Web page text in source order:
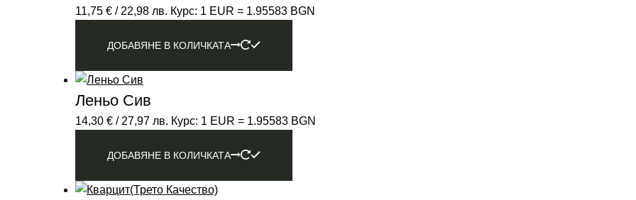
11,75 € / 22,98 лв. Курс: 1 EUR = 1.95583 BGN
ДОБАВЯНЕ В КОЛИЧКАТА
Леньо Сив
14,30 € / 27,97 лв. Курс: 1 EUR = 1.95583 BGN
ДОБАВЯНЕ В КОЛИЧКАТА